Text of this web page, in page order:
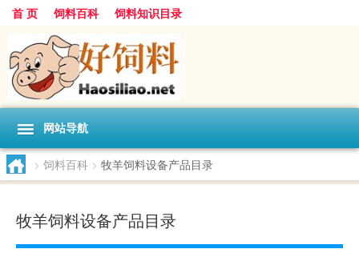
首 页 饲料百科 饲料知识目录
网站导航
> 饲料百科 > 牧羊饲料设备产品目录
牧羊饲料设备产品目录